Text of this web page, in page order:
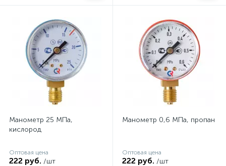
Манометр 25 МПа,
кислород
Оптовая цена
222 руб. /шт
Манометр 0,6 МПа, пропан
Оптовая цена
222 руб. /шт